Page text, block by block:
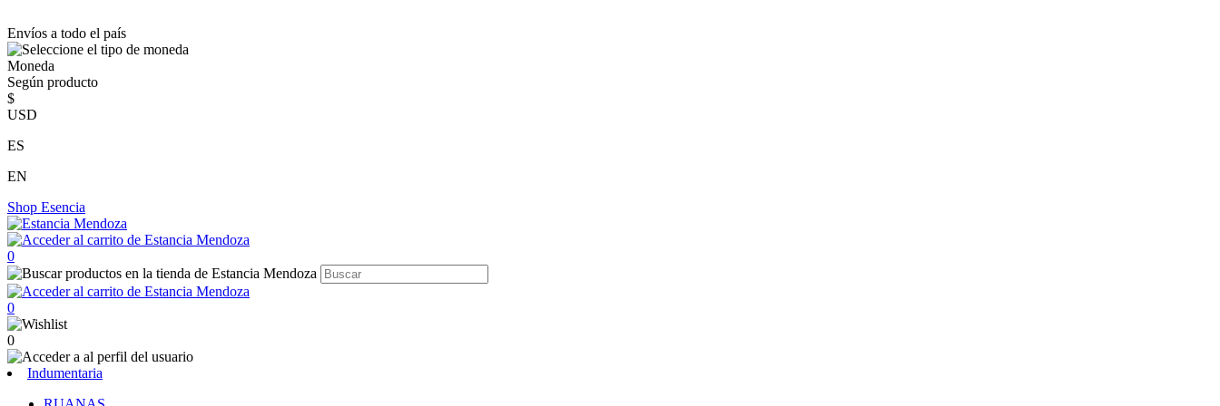
Envíos a todo el país
Moneda
Según producto
$
USD
ES
EN
Shop Esencia
0
0
0
Indumentaria